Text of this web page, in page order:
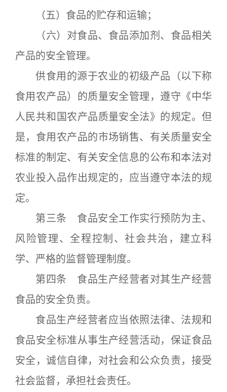
（五）食品的贮存和运输；
（六）对食品、食品添加剂、食品相关
产品的安全管理。
供食用的源于农业的初级产品（以下称
食用农产品）的质量安全管理，遵守《中华
人民共和国农产品质量安全法》的规定。但
是，食用农产品的市场销售、有关质量安全
标准的制定、有关安全信息的公布和本法对
农业投入品作出规定的，应当遵守本法的规
定。
第三条 食品安全工作实行预防为主、
风险管理、全程控制、社会共治，建立科
学、严格的监督管理制度。
第四条 食品生产经营者对其生产经营
食品的安全负责。
食品生产经营者应当依照法律、法规和
食品安全标准从事生产经营活动，保证食品
安全，诚信自律，对社会和公众负责，接受
社会监督，承担社会责任。